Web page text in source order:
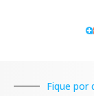
Fique por